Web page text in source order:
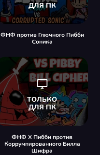
ФНФ против Глючного Пибби
Соника
ФНФ X Пибби против
Коррумпированного Билла
Шифра